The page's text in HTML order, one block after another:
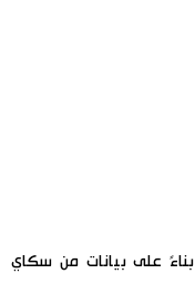
تم إعداد البيانات بواسطة Nippon.com بناءً على بيانات من سكاي